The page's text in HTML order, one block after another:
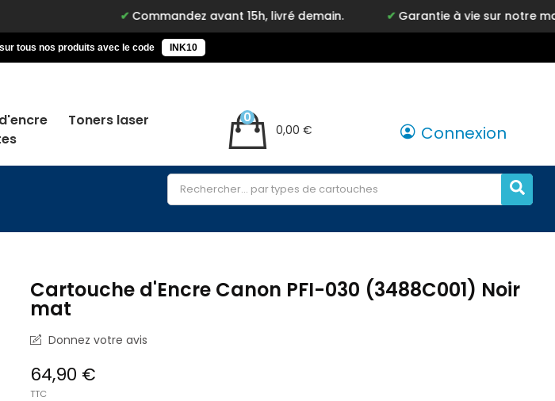
Commandez avant 15h, livré demain. Garantie à vie sur notre marque Inkyz
sur tous nos produits avec le code INK10
Toners laser
0,00 €
0
Connexion
Cartouche d'Encre Canon PFI-030 (3488C001) Noir
mat
Donnez votre avis
64,90 €
TTC